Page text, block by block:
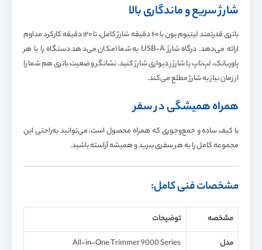
شارژ سریع و ماندگاری بالا
باتری قدرتمند لیتیوم یون با ۶۰ دقیقه شارژ کامل، تا ۱۲۰ دقیقه کارکرد مداوم
ارائه می‌دهد. درگاه شارژ USB-A به شما امکان می‌دهد دستگاه را با هر
پاوربانک، لپ‌تاپ یا شارژر دیواری شارژ کنید. نشانگر وضعیت باتری هم شما را
از زمان نیاز به شارژ مطلع می‌کند.
همراه همیشگی در سفر
با کیف ساده و جمع‌وجوری که همراه محصول است، می‌توانید به‌راحتی این
مجموعه کامل را به هر سفری ببرید و همیشه آراسته باشید.
مشخصات فنی کامل:
مشخصه توضیحات
مدل All-in-One Trimmer 9000 Series